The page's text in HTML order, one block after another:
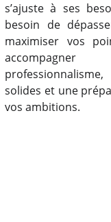
s’ajuste à ses
besoin de
maximiser vos
solides et une
vos ambitions.